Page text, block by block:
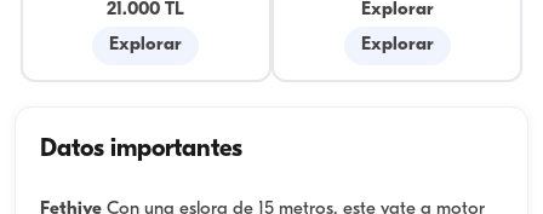
21.000 TL
Explorar
Explorar
Explorar
Datos importantes
Fethiye Con una eslora de 15 metros, este yate a motor